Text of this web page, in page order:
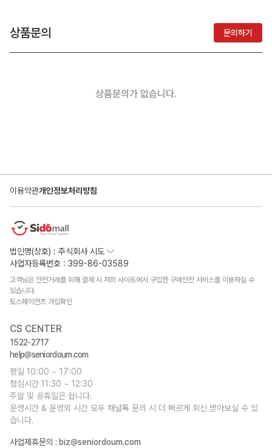
상품문의 문의하기
상품문의가 없습니다.
이용약관개인정보처리방침
법인명(상호) : 주식회사 시도
사업자등록번호 : 399-86-03589
고객님은 안전거래를 위해 결제 시 저희 사이트에서 구입한 구매안전 서비스를 이용하실 수
있습니다.
토스페이먼츠 가입확인
CS CENTER
1522-2717
help@seniordoum.com
평일 10:00 ~ 17:00
점심시간 11:30 ~ 12:30
주말 및 공휴일은 쉽니다.
운영시간 & 운영외 시간 모두 채널톡 문의 시 더 빠르게 회신 받아보실 수 있
습니다.
사업제휴문의 : biz@seniordoum.com